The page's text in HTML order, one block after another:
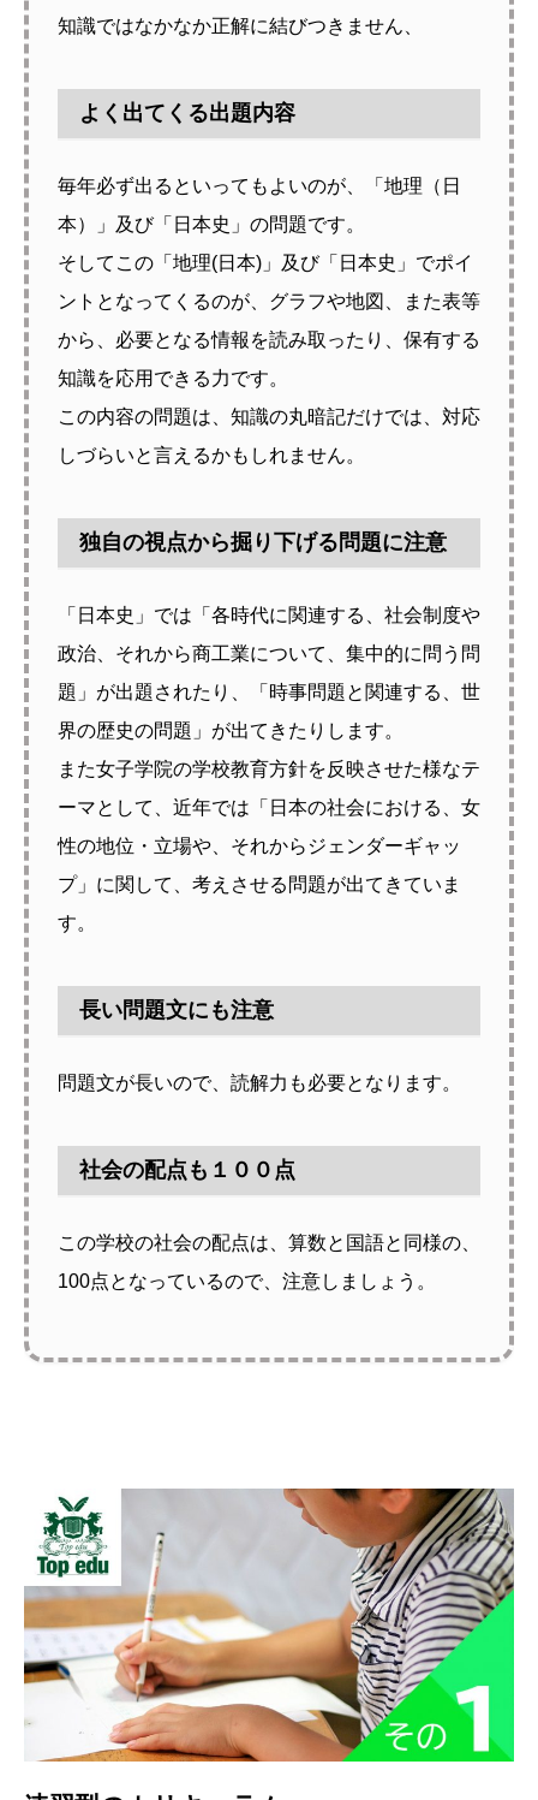
知識ではなかなか正解に結びつきません、
よく出てくる出題内容
毎年必ず出るといってもよいのが、「地理（日
本）」及び「日本史」の問題です。
そしてこの「地理(日本)」及び「日本史」でポイ
ントとなってくるのが、グラフや地図、また表等
から、必要となる情報を読み取ったり、保有する
知識を応用できる力です。
この内容の問題は、知識の丸暗記だけでは、対応
しづらいと言えるかもしれません。
独自の視点から掘り下げる問題に注意
「日本史」では「各時代に関連する、社会制度や
政治、それから商工業について、集中的に問う問
題」が出題されたり、「時事問題と関連する、世
界の歴史の問題」が出てきたりします。
また女子学院の学校教育方針を反映させた様なテ
ーマとして、近年では「日本の社会における、女
性の地位・立場や、それからジェンダーギャッ
プ」に関して、考えさせる問題が出てきていま
す。
長い問題文にも注意
問題文が長いので、読解力も必要となります。
社会の配点も１００点
この学校の社会の配点は、算数と国語と同様の、
100点となっているので、注意しましょう。